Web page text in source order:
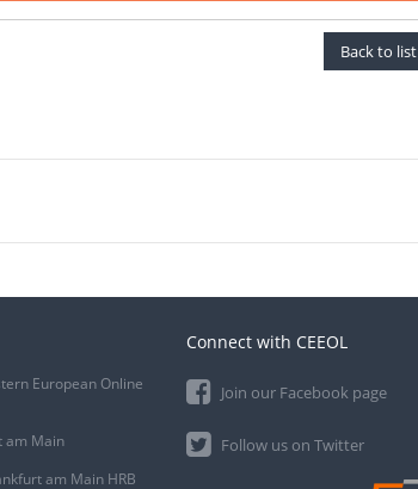
Back to list
European Online
am Main
am Main HRB
Connect with CEEOL
Join our Facebook page
Follow us on Twitter